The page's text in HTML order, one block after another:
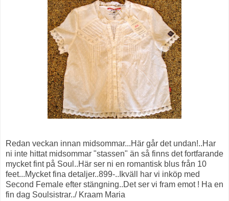
Redan veckan innan midsommar...Här går det undan!..Har
ni inte hittat midsommar "stassen" än så finns det fortfarande
mycket fint på Soul..Här ser ni en romantisk blus från 10
feet...Mycket fina detaljer..899-..Ikväll har vi inköp med
Second Female efter stängning..Det ser vi fram emot ! Ha en
fin dag Soulsistrar../ Kraam Maria